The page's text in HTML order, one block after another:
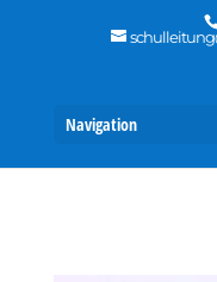
Navigation